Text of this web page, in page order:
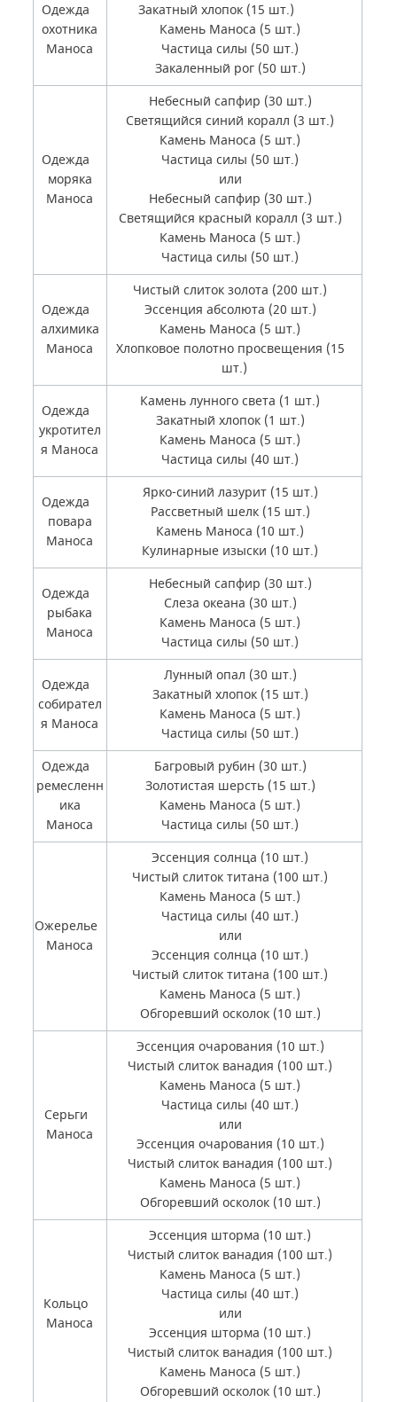
Одежда
охотника
Маноса
Закатный хлопок (15 шт.)
Камень Маноса (5 шт.)
Частица силы (50 шт.)
Закаленный рог (50 шт.)
Одежда
моряка
Маноса
Небесный сапфир (30 шт.)
Светящийся синий коралл (3 шт.)
Камень Маноса (5 шт.)
Частица силы (50 шт.)
или
Небесный сапфир (30 шт.)
Светящийся красный коралл (3 шт.)
Камень Маноса (5 шт.)
Частица силы (50 шт.)
Одежда
алхимика
Маноса
Чистый слиток золота (200 шт.)
Эссенция абсолюта (20 шт.)
Камень Маноса (5 шт.)
Хлопковое полотно просвещения (15
шт.)
Одежда
укротител
я Маноса
Камень лунного света (1 шт.)
Закатный хлопок (1 шт.)
Камень Маноса (5 шт.)
Частица силы (40 шт.)
Одежда
повара
Маноса
Ярко-синий лазурит (15 шт.)
Рассветный шелк (15 шт.)
Камень Маноса (10 шт.)
Кулинарные изыски (10 шт.)
Одежда
рыбака
Маноса
Небесный сапфир (30 шт.)
Слеза океана (30 шт.)
Камень Маноса (5 шт.)
Частица силы (50 шт.)
Одежда
собирател
я Маноса
Лунный опал (30 шт.)
Закатный хлопок (15 шт.)
Камень Маноса (5 шт.)
Частица силы (50 шт.)
Одежда
ремесленн
ика
Маноса
Багровый рубин (30 шт.)
Золотистая шерсть (15 шт.)
Камень Маноса (5 шт.)
Частица силы (50 шт.)
Ожерелье
Маноса
Эссенция солнца (10 шт.)
Чистый слиток титана (100 шт.)
Камень Маноса (5 шт.)
Частица силы (40 шт.)
или
Эссенция солнца (10 шт.)
Чистый слиток титана (100 шт.)
Камень Маноса (5 шт.)
Обгоревший осколок (10 шт.)
Серьги
Маноса
Эссенция очарования (10 шт.)
Чистый слиток ванадия (100 шт.)
Камень Маноса (5 шт.)
Частица силы (40 шт.)
или
Эссенция очарования (10 шт.)
Чистый слиток ванадия (100 шт.)
Камень Маноса (5 шт.)
Обгоревший осколок (10 шт.)
Кольцо
Маноса
Эссенция шторма (10 шт.)
Чистый слиток ванадия (100 шт.)
Камень Маноса (5 шт.)
Частица силы (40 шт.)
или
Эссенция шторма (10 шт.)
Чистый слиток ванадия (100 шт.)
Камень Маноса (5 шт.)
Обгоревший осколок (10 шт.)